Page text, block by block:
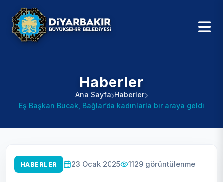
Haberler
Ana Sayfa Haberler
Eş Başkan Bucak, Bağlar’da kadınlarla bir araya geldi
HABERLER 23 Ocak 2025 1129 görüntülenme